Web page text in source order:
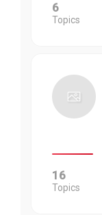
6
Topics
16
Topics